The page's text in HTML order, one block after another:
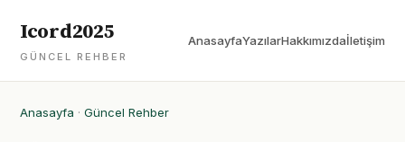
Icord2025
GÜNCEL REHBER
AnasayfaYazılarHakkımızdaİletişim
Anasayfa · Güncel Rehber